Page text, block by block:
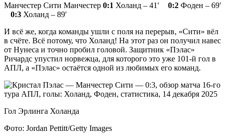
Манчестер Сити Манчестер 0:1 Холанд – 41′ 0:2 Фоден – 69′
0:3 Холанд – 89′
И всё же, когда команды ушли с поля на перерыв, «Сити» вёл
в счёте. Всё потому, что Холанд! На этот раз он получил навес
от Нунеса и точно пробил головой. Защитник «Пэлас»
Ричардс упустил норвежца, для которого это уже 101-й гол в
АПЛ, а «Пэлас» остаётся одной из любимых его команд.
Гол Эрлинга Холанда
Фото: Jordan Pettitt/Getty Images